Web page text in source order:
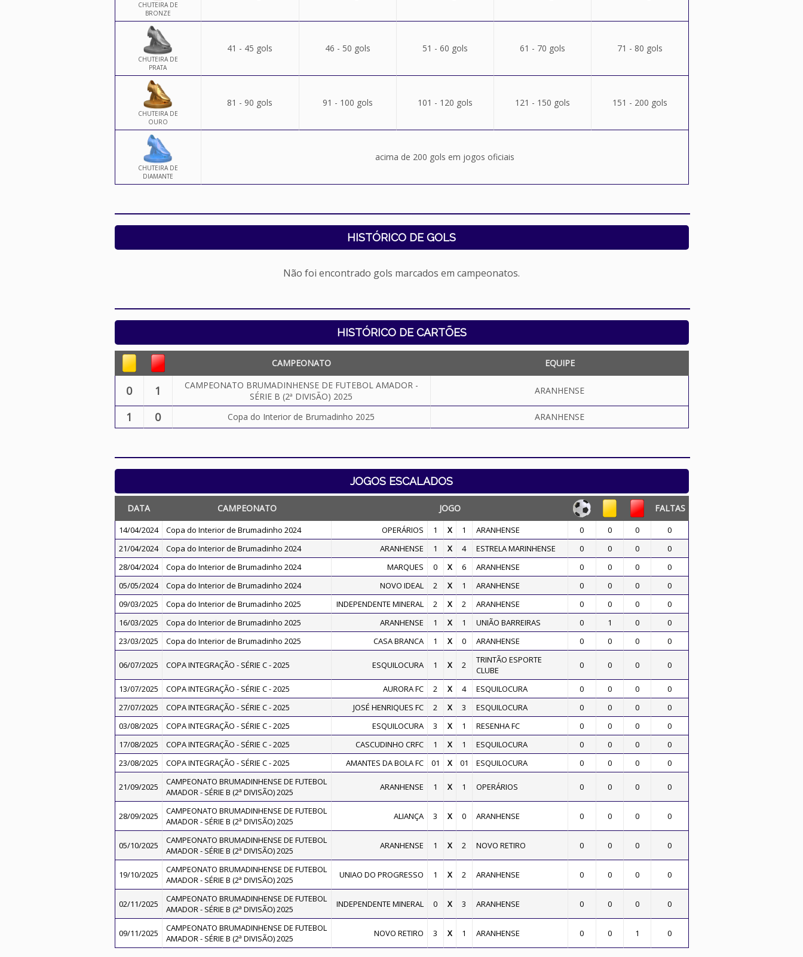
CHUTEIRA DE
BRONZE
CHUTEIRA DE
PRATA
41 - 45 gols 46 - 50 gols 51 - 60 gols 61 - 70 gols 71 - 80 gols
CHUTEIRA DE
OURO
81 - 90 gols 91 - 100 gols 101 - 120 gols 121 - 150 gols 151 - 200 gols
CHUTEIRA DE
DIAMANTE
acima de 200 gols em jogos oficiais
HISTÓRICO DE GOLS
Não foi encontrado gols marcados em campeonatos.
HISTÓRICO DE CARTÕES
CAMPEONATO EQUIPE
0 1
CAMPEONATO BRUMADINHENSE DE FUTEBOL AMADOR -
SÉRIE B (2ª DIVISÃO) 2025
ARANHENSE
1 0 Copa do Interior de Brumadinho 2025 ARANHENSE
JOGOS ESCALADOS
DATA CAMPEONATO JOGO FALTAS
14/04/2024 Copa do Interior de Brumadinho 2024 OPERÁRIOS 1 X 1 ARANHENSE 0 0 0
0
21/04/2024
Copa do Interior de Brumadinho 2024 ARANHENSE 1 X 4 ESTRELA MARINHENSE 0 0 0
0
28/04/2024
Copa do Interior de Brumadinho 2024 MARQUES 0 X 6 ARANHENSE 0 0 0
0
05/05/2024
Copa do Interior de Brumadinho 2024 NOVO IDEAL 2 X 1 ARANHENSE 0 0 0
0
09/03/2025
Copa do Interior de Brumadinho 2025 INDEPENDENTE MINERAL 2 X 2 ARANHENSE 0 0 0
0
16/03/2025
Copa do Interior de Brumadinho 2025 ARANHENSE 1 X 1 UNIÃO BARREIRAS 0 1 0
0
23/03/2025
Copa do Interior de Brumadinho 2025 CASA BRANCA 1 X 0 ARANHENSE 0 0 0 0
06/07/2025 COPA INTEGRAÇÃO - SÉRIE C - 2025 ESQUILOCURA 1 X 2
TRINTÃO ESPORTE
CLUBE
0 0 0 0
13/07/2025 COPA INTEGRAÇÃO - SÉRIE C - 2025 AURORA FC 2 X 4 ESQUILOCURA 0 0 0
0
27/07/2025
COPA INTEGRAÇÃO - SÉRIE C - 2025 JOSÉ HENRIQUES FC 2 X 3 ESQUILOCURA 0 0 0
0
03/08/2025
COPA INTEGRAÇÃO - SÉRIE C - 2025 ESQUILOCURA 3 X 1 RESENHA FC 0 0 0
0
17/08/2025
COPA INTEGRAÇÃO - SÉRIE C - 2025 CASCUDINHO CRFC 1 X 1 ESQUILOCURA 0 0 0
0
23/08/2025
COPA INTEGRAÇÃO - SÉRIE C - 2025 AMANTES DA BOLA FC 01 X 01 ESQUILOCURA 0 0 0 0
21/09/2025
CAMPEONATO BRUMADINHENSE DE FUTEBOL
AMADOR - SÉRIE B (2ª DIVISÃO) 2025
ARANHENSE 1 X 1 OPERÁRIOS 0 0 0 0
28/09/2025
CAMPEONATO BRUMADINHENSE DE FUTEBOL
AMADOR - SÉRIE B (2ª DIVISÃO) 2025
ALIANÇA 3 X 0 ARANHENSE 0 0 0 0
05/10/2025
CAMPEONATO BRUMADINHENSE DE FUTEBOL
AMADOR - SÉRIE B (2ª DIVISÃO) 2025
ARANHENSE 1 X 2 NOVO RETIRO 0 0 0 0
19/10/2025
CAMPEONATO BRUMADINHENSE DE FUTEBOL
AMADOR - SÉRIE B (2ª DIVISÃO) 2025
UNIAO DO PROGRESSO 1 X 2 ARANHENSE 0 0 0 0
02/11/2025
CAMPEONATO BRUMADINHENSE DE FUTEBOL
AMADOR - SÉRIE B (2ª DIVISÃO) 2025
INDEPENDENTE MINERAL 0 X 3 ARANHENSE 0 0 0 0
09/11/2025
CAMPEONATO BRUMADINHENSE DE FUTEBOL
AMADOR - SÉRIE B (2ª DIVISÃO) 2025
NOVO RETIRO 3 X 1 ARANHENSE 0 0 1 0